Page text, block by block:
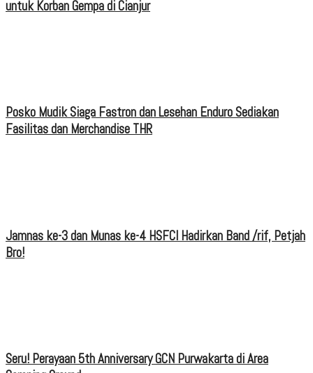
untuk Korban Gempa di Cianjur
Posko Mudik Siaga Fastron dan Lesehan Enduro Sediakan
Fasilitas dan Merchandise THR
Jamnas ke-3 dan Munas ke-4 HSFCI Hadirkan Band /rif, Petjah
Bro!
Seru! Perayaan 5th Anniversary GCN Purwakarta di Area